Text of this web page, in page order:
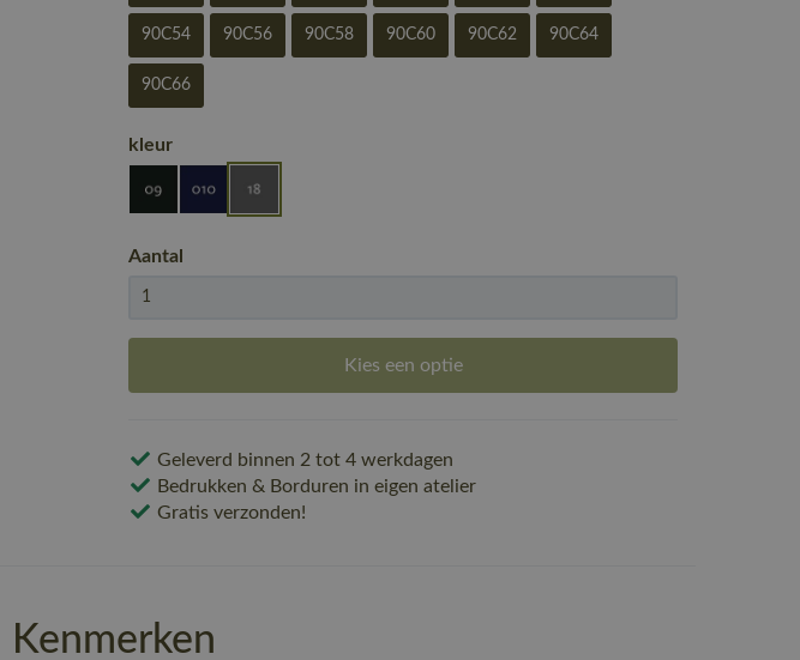
90C54 90C56 90C58 90C60 90C62 90C64
90C66
kleur
Aantal
Kies een optie
Geleverd binnen 2 tot 4 werkdagen
Bedrukken & Borduren in eigen atelier
Gratis verzonden!
Kenmerken